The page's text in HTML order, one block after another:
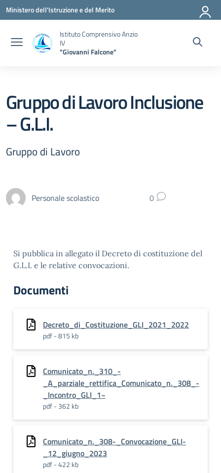
Vai ai contenuti
Vai al menu di navigazione
Vai al footer
Ministero dell'Istruzione e del Merito
Istituto Comprensivo Anzio
IV
"Giovanni Falcone"
Gruppo di Lavoro Inclusione
– G.L.I.
Gruppo di Lavoro
Personale scolastico 0
Si pubblica in allegato il Decreto di costituzione del
G.L.I. e le relative convocazioni.
Documenti
Decreto_di_Costituzione_GLI_2021_2022
pdf - 815 kb
Comunicato_n._310_-
_A_parziale_rettifica_Comunicato_n._308_-
_Incontro_GLI_1~
pdf - 362 kb
Comunicato_n._308-_Convocazione_GLI-
_12_giugno_2023
pdf - 422 kb